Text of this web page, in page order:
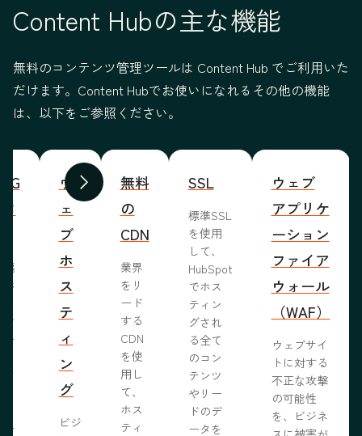
Content Hubの主な機能
無料のコンテンツ管理ツールは Content Hub でご利用いた
だけます。Content Hubでお使いになれるその他の機能
は、以下をご参照ください。
前へ 次へ
編
形
ル
ル
ウ
ェ
ブ
ホ
ス
テ
ィ
ン
グ
ビジ
無料
の
CDN
業界
をリ
ード
する
CDN
を使
用し
て、
ホス
ティ
SSL
標準SSL
を使用
して、
HubSpot
でホス
ティン
グされ
る全て
のコン
テンツ
やリー
ドのデ
ータを
ウェブ
アプリケ
ーション
ファイア
ウォール
（WAF）
ウェブサイ
トに対する
不正な攻撃
の可能性
を、ビジネ